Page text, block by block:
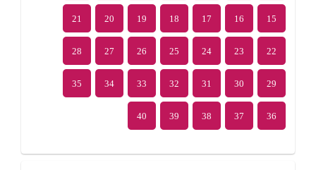
15
16
17
18
19
20
21
22
23
24
25
26
27
28
29
30
31
32
33
34
35
36
37
38
39
40